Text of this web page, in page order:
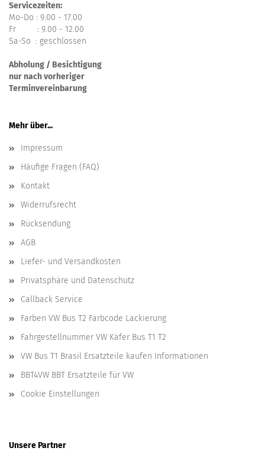
Servicezeiten:
Mo-Do : 9.00 - 17.00
Fr : 9.00 - 12.00
Sa-So : geschlossen
Abholung / Besichtigung
nur nach vorheriger
Terminvereinbarung
Mehr über...
Impressum
Häufige Fragen (FAQ)
Kontakt
Widerrufsrecht
Rücksendung
AGB
Liefer- und Versandkosten
Privatsphäre und Datenschutz
Callback Service
Farben VW Bus T2 Farbcode Lackierung
Fahrgestellnummer VW Käfer Bus T1 T2
VW Bus T1 Brasil Ersatzteile kaufen Informationen
BBT4VW BBT Ersatzteile für VW
Cookie Einstellungen
Unsere Partner